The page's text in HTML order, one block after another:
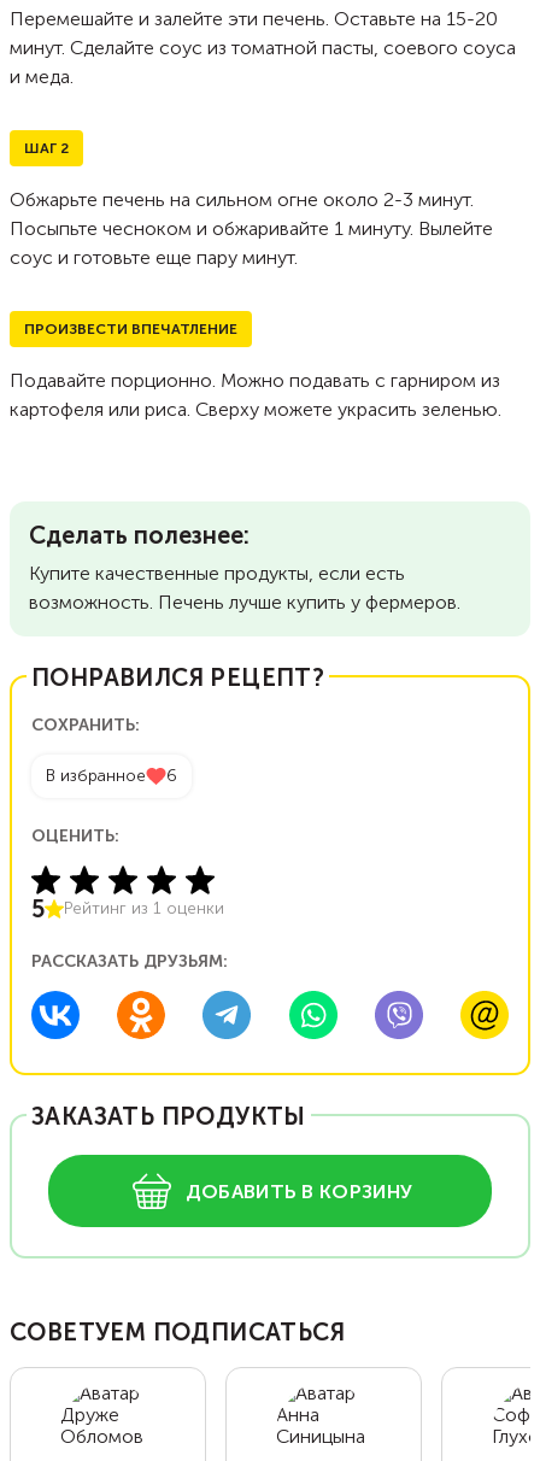
Перемешайте и залейте эти печень. Оставьте на 15-20
минут. Сделайте соус из томатной пасты, соевого соуса
и меда.
ШАГ 2
Обжарьте печень на сильном огне около 2-3 минут.
Посыпьте чесноком и обжаривайте 1 минуту. Вылейте
соус и готовьте еще пару минут.
ПРОИЗВЕСТИ ВПЕЧАТЛЕНИЕ
Подавайте порционно. Можно подавать с гарниром из
картофеля или риса. Сверху можете украсить зеленью.
Сделать полезнее:
Купите качественные продукты, если есть
возможность. Печень лучше купить у фермеров.
ПОНРАВИЛСЯ РЕЦЕПТ?
СОХРАНИТЬ:
В избранное 6
ОЦЕНИТЬ:
5 Рейтинг из 1 оценки
РАССКАЗАТЬ ДРУЗЬЯМ:
ЗАКАЗАТЬ ПРОДУКТЫ
ДОБАВИТЬ В КОРЗИНУ
СОВЕТУЕМ ПОДПИСАТЬСЯ